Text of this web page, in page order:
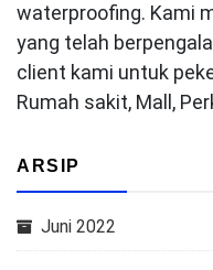
waterproofing. Kami
yang telah
client kami untuk
Rumah sakit, Mall,
ARSIP
Juni 2022